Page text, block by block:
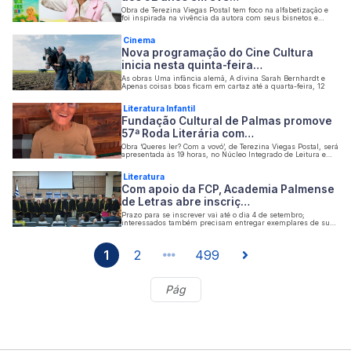
Obra de Terezina Viegas Postal tem foco na alfabetização e
foi inspirada na vivência da autora com seus bisnetos e
Cinema
Nova programação do Cine Cultura
inicia nesta quinta-feira…
As obras Uma infância alemã, A divina Sarah Bernhardt e
Apenas coisas boas ficam em cartaz até a quarta-feira, 12
Literatura Infantil
Fundação Cultural de Palmas promove
57ª Roda Literária com…
Obra ‘Queres ler? Com a vovó’, de Terezina Viegas Postal, será
apresentada às 19 horas, no Núcleo Integrado de Leitura e
Literatura
Com apoio da FCP, Academia Palmense
de Letras abre inscriç…
Prazo para se inscrever vai até o dia 4 de setembro;
interessados também precisam entregar exemplares de suas
1 2 499